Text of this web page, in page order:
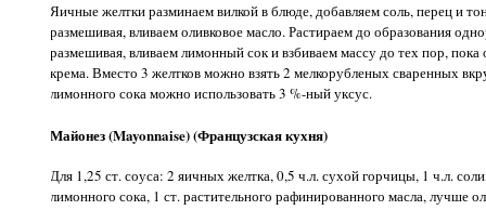
Яичные желтки разминаем вилкой в блюде, добавляем соль, перец и
размешивая, вливаем оливковое масло. Растираем до образования
размешивая, вливаем лимонный сок и взбиваем массу до тех пор,
крема. Вместо 3 желтков можно взять 2 мелкорубленых сваренных
лимонного сока можно использовать 3 %-ный уксус.
Майонез (Mayonnaise) (Французская кухня)
Для 1,25 ст. соуса: 2 яичных желтка, 0,5 ч.л. сухой горчицы, 1 ч.л.
лимонного сока, 1 ст. растительного рафинированного масла, лучше